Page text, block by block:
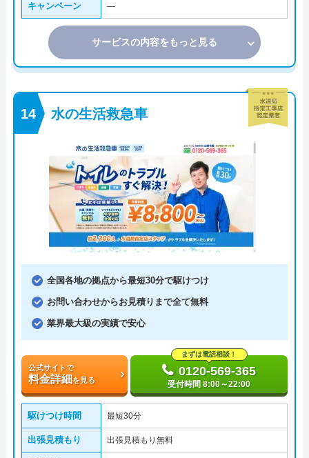
キャンペーン ―
サービスの内容をもっと見る
水の生活救急車
全国各地の拠点から最短30分で駆けつけ
お問い合わせからお見積りまで全て無料
業界最大級の実績で安心
公式サイトで
料金詳細を見る
まずは電話相談！
0120-569-365
受付時間 8:00～22:00
駆けつけ時間 最短30分
出張見積もり 出張見積もり無料